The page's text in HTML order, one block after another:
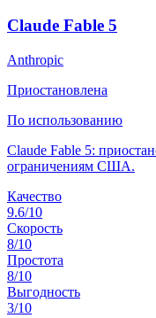
Claude Fable 5
Anthropic
Приостановлена
По использованию
Claude Fable 5:
ограничениям США.
Качество
9.6/10
Скорость
8/10
Простота
8/10
Выгодность
3/10